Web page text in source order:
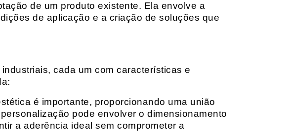
de um produto existente. Ela envolve a
de aplicação e a criação de soluções que
cada um com características e
é importante, proporcionando uma união
pode envolver o dimensionamento
a aderência ideal sem comprometer a